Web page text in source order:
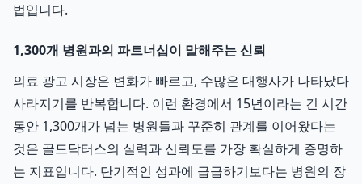
법입니다.
1,300개 병원과의 파트너십이 말해주는 신뢰
의료 광고 시장은 변화가 빠르고, 수많은 대행사가 나타났다
사라지기를 반복합니다. 이런 환경에서 15년이라는 긴 시간
동안 1,300개가 넘는 병원들과 꾸준히 관계를 이어왔다는
것은 골드닥터스의 실력과 신뢰도를 가장 확실하게 증명하
는 지표입니다. 단기적인 성과에 급급하기보다는 병원의 장